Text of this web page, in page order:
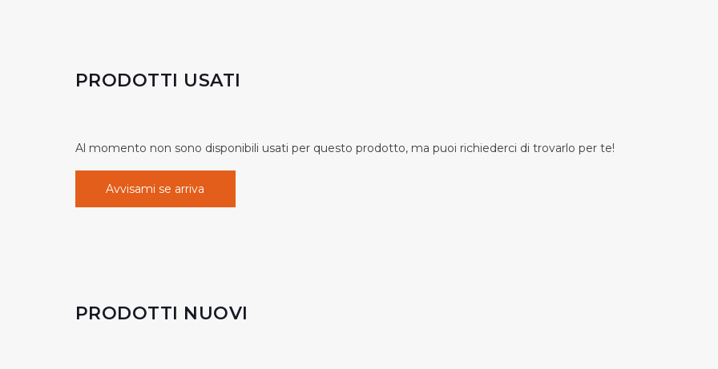
PRODOTTI USATI
Al momento non sono disponibili usati per questo prodotto, ma puoi richiederci di trovarlo per te!
Avvisami se arriva
PRODOTTI NUOVI